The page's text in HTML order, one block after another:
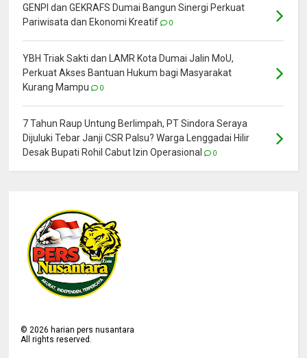
GENPI dan GEKRAFS Dumai Bangun Sinergi Perkuat
Pariwisata dan Ekonomi Kreatif
0
YBH Triak Sakti dan LAMR Kota Dumai Jalin MoU,
Perkuat Akses Bantuan Hukum bagi Masyarakat
Kurang Mampu
0
7 Tahun Raup Untung Berlimpah, PT Sindora Seraya
Dijuluki Tebar Janji CSR Palsu? Warga Lenggadai Hilir
Desak Bupati Rohil Cabut Izin Operasional
0
©2026 harian pers nusantara
All rights reserved.